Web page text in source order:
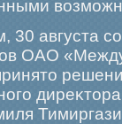
30 августа
ОАО